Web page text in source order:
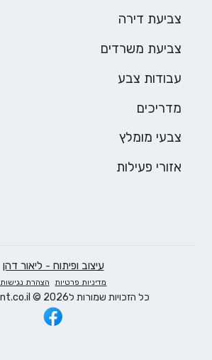
צביעת דירה
צביעת משרדים
עבודות צבע
מדריכים
צבעי מומלץ
אזורי פעילות
עיצוב ופיתוח - ליאור דהן
מדיניות פרטיות הצהרת נגישות
כל הזכויות שמורות ל2026 © super-paint.co.il